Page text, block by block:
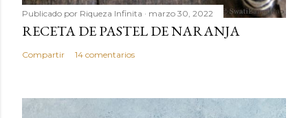
Publicado por Riqueza Infinita marzo 30, 2022
RECETA DE PASTEL DE NARANJA
Compartir 14 comentarios